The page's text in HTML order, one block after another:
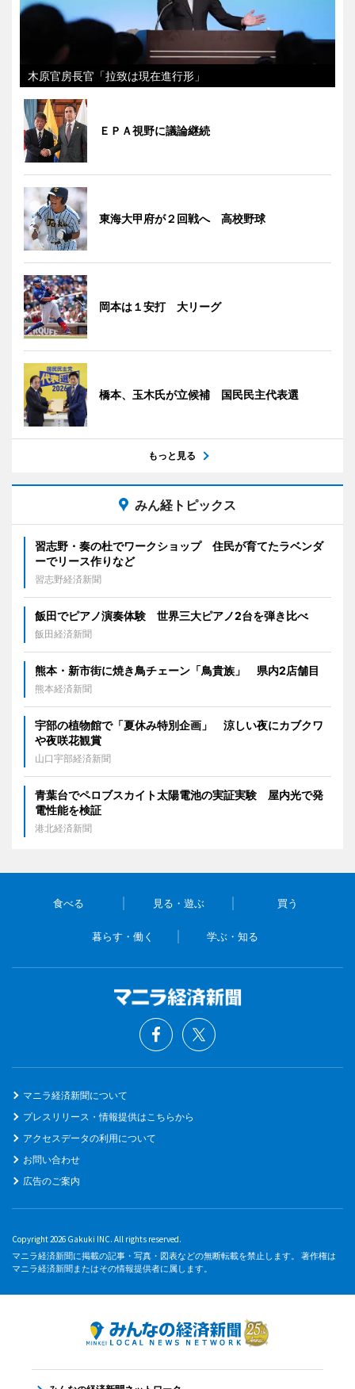
木原官房長官「拉致は現在進行形」
ＥＰＡ視野に議論継続
東海大甲府が２回戦へ 高校野球
岡本は１安打 大リーグ
橋本、玉木氏が立候補 国民民主代表選
もっと見る
みん経トピックス
習志野・奏の杜でワークショップ 住民が育てたラベンダ
ーでリース作りなど
習志野経済新聞
飯田でピアノ演奏体験 世界三大ピアノ2台を弾き比べ
飯田経済新聞
熊本・新市街に焼き鳥チェーン「鳥貴族」 県内2店舗目
熊本経済新聞
宇部の植物館で「夏休み特別企画」 涼しい夜にカブクワ
や夜咲花観賞
山口宇部経済新聞
青葉台でペロブスカイト太陽電池の実証実験 屋内光で発
電性能を検証
港北経済新聞
食べる 見る・遊ぶ 買う
暮らす・働く 学ぶ・知る
マニラ経済新聞について
プレスリリース・情報提供はこちらから
アクセスデータの利用について
お問い合わせ
広告のご案内
Copyright 2026 Gakuki INC. All rights reserved.
マニラ経済新聞に掲載の記事・写真・図表などの無断転載を禁止します。 著作権は
マニラ経済新聞またはその情報提供者に属します。